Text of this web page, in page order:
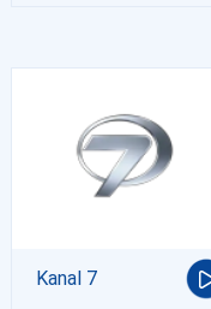
Kanal 7